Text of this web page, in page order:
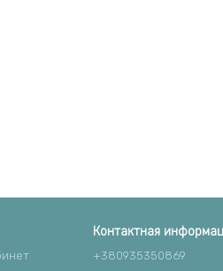
Контактная
+380935350869